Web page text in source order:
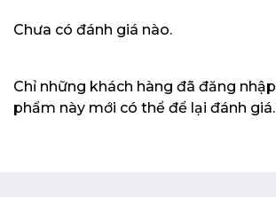
nhôm giúp bảo vệ bo mạch, tăng
và HDMI 2.1, card đồ họa này hỗ trợ
tới bốn màn hình cùng lúc, mang
giải trí đa phương tiện tuyệt vời.
Chưa có đánh giá nào.
Chỉ những khách hàng đã đăng
phẩm này mới có thể để lại đánh giá.